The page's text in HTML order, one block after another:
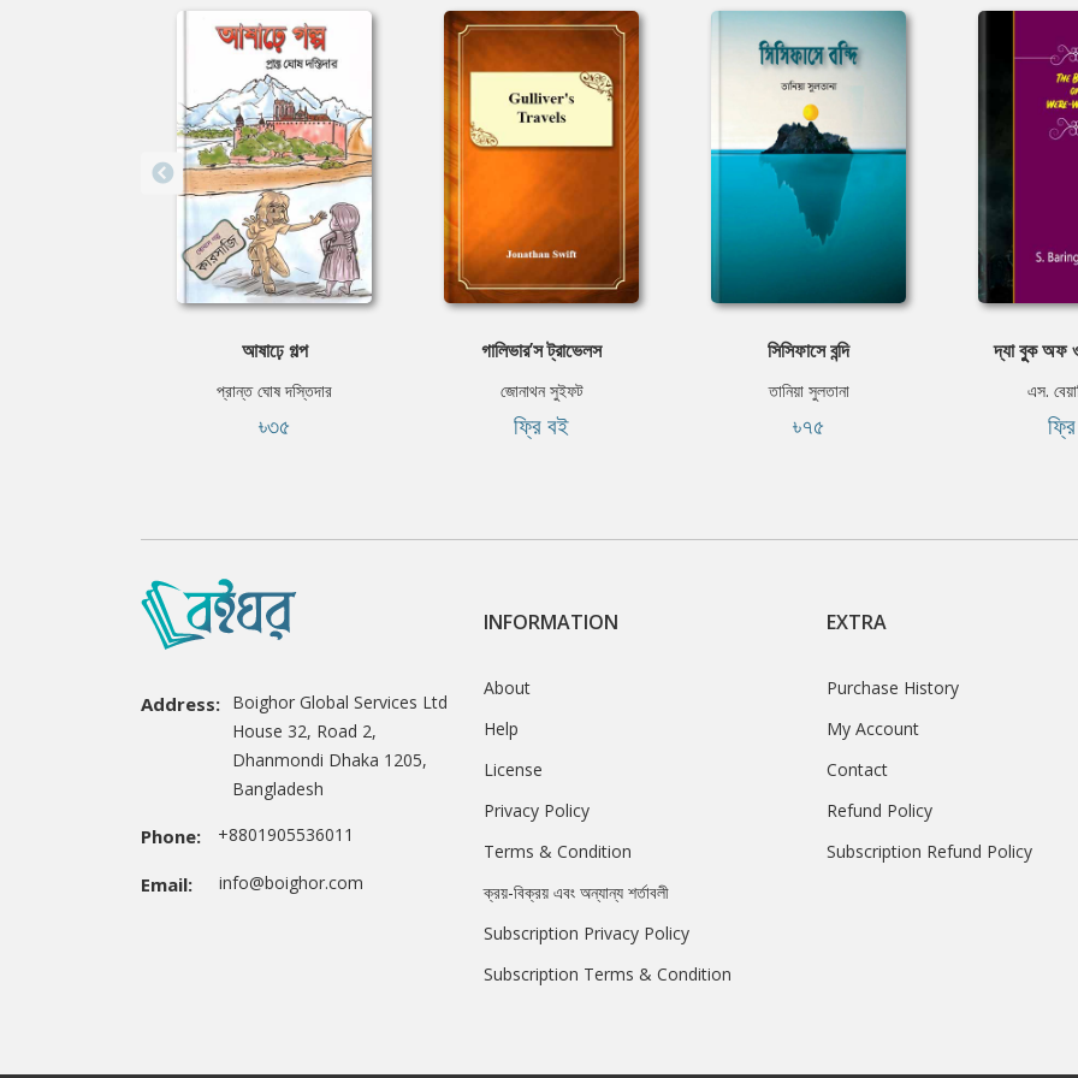
আষাঢ়ে গল্প
প্রান্ত ঘোষ দস্তিদার
৳৩৫
গালিভার’স ট্রাভেলস
জোনাথন সুইফট
ফ্রি বই
সিসিফাসে বন্দি
তানিয়া সুলতানা
৳৭৫
দ্যা বুুক অফ
এস.
Address: Boighor Global Services Ltd
House 32, Road 2,
Dhanmondi Dhaka 1205,
Bangladesh
Phone: +8801905536011
Email: info@boighor.com
INFORMATION
About
Help
License
Privacy Policy
Terms & Condition
ক্রয়-বিক্রয় এবং অন্যান্য শর্তাবলী
Subscription Privacy Policy
Subscription Terms & Condition
EXTRA
Purchase History
My Account
Contact
Refund Policy
Subscription Refund Policy